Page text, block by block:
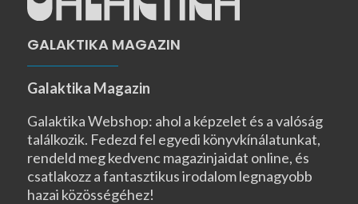
GALAKTIKA MAGAZIN
Galaktika Magazin
Galaktika Webshop: ahol a képzelet és a valóság
találkozik. Fedezd fel egyedi könyvkínálatunkat,
rendeld meg kedvenc magazinjaidat online, és
csatlakozz a fantasztikus irodalom legnagyobb
hazai közösségéhez!